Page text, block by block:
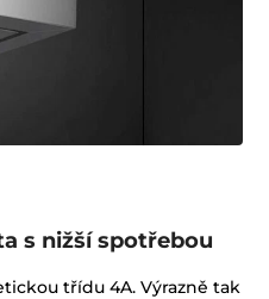
s nižší spotřebou
třídu 4A. Výrazně tak